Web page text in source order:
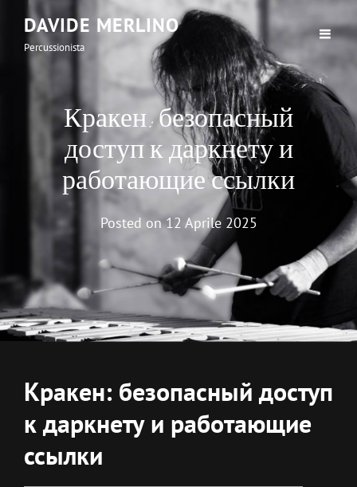
DAVIDE MERLINO
Percussionista
Кракен: безопасный
доступ к даркнету и
работающие ссылки
Posted on12 Aprile 2025
Кракен: безопасный доступ
к даркнету и работающие
ссылки